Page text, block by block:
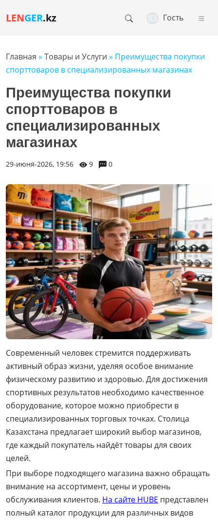
LENGER.kz Гость
Главная » Товары и Услуги » Преимущества покупки
спорттоваров в специализированных магазинах
Преимущества покупки
спорттоваров в
специализированных
магазинах
29-июня-2026, 19:56 9 0
Современный человек стремится поддерживать
активный образ жизни, уделяя особое внимание
физическому развитию и здоровью. Для достижения
спортивных результатов необходимо качественное
оборудование, которое можно приобрести в
специализированных торговых точках. Столица
Казахстана предлагает широкий выбор магазинов,
где каждый покупатель найдёт товары для своих
целей.
При выборе подходящего магазина важно обращать
внимание на ассортимент, цены и уровень
обслуживания клиентов. На сайте HUBE представлен
полный каталог продукции для различных видов